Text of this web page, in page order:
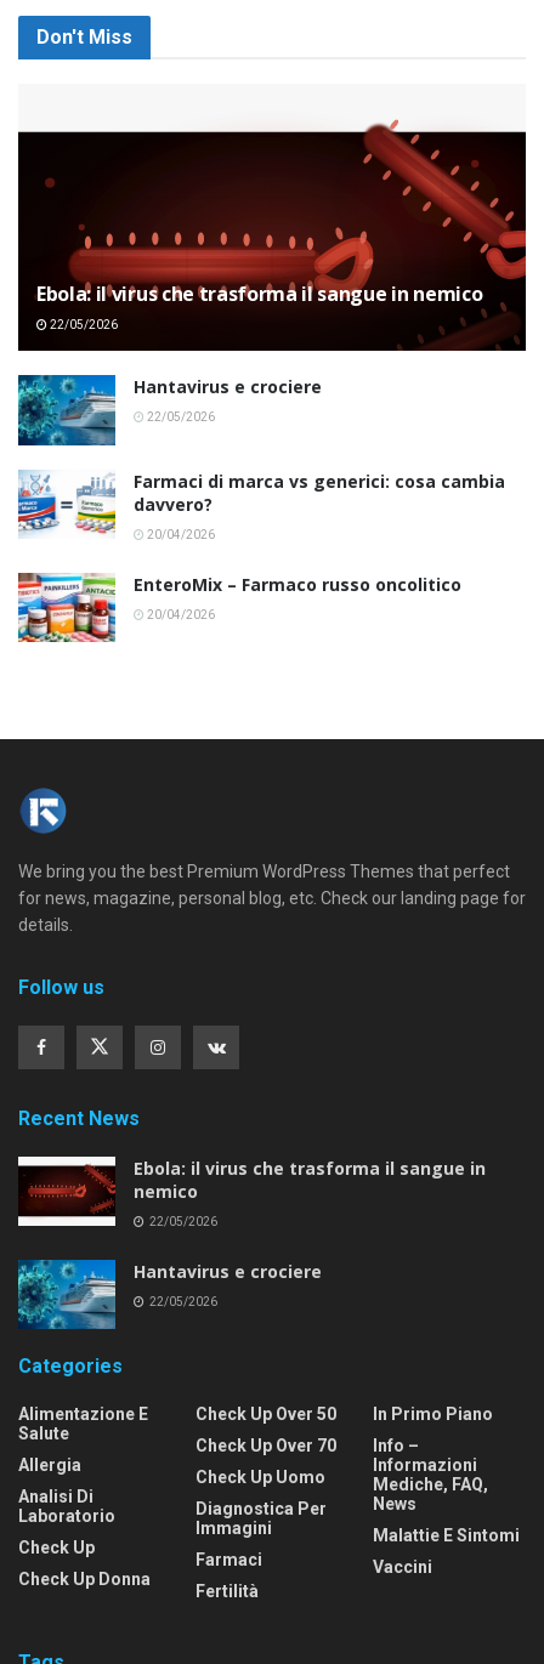
Don't Miss
Ebola: il virus che trasforma il sangue in nemico
22/05/2026
Hantavirus e crociere
22/05/2026
Farmaci di marca vs generici: cosa cambia
davvero?
20/04/2026
EnteroMix – Farmaco russo oncolitico
20/04/2026
We bring you the best Premium WordPress Themes that perfect
for news, magazine, personal blog, etc. Check our landing page for
details.
Follow us
Recent News
Ebola: il virus che trasforma il sangue in
nemico
22/05/2026
Hantavirus e crociere
22/05/2026
Categories
Alimentazione E
Salute
Allergia
Analisi Di
Laboratorio
Check Up
Check Up Donna
Check Up Over 50
Check Up Over 70
Check Up Uomo
Diagnostica Per
Immagini
Farmaci
Fertilità
In Primo Piano
Info –
Informazioni
Mediche, FAQ,
News
Malattie E Sintomi
Vaccini